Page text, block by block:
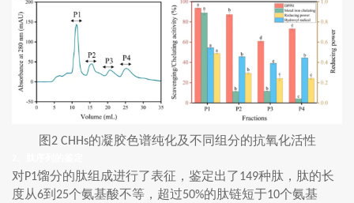
图2 CHHs的凝胶色谱纯化及不同组分的抗氧化活性
对P1馏分的肽组成进行了表征，鉴定出了149种肽，肽的长
度从6到 25个氨基酸不等，超过50%的肽链短于10个氨基